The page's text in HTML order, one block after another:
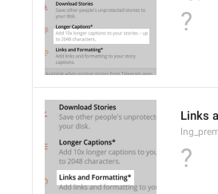
?
Links
?